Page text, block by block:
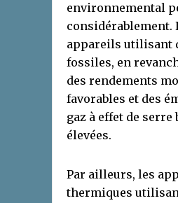
environnemental
considérablement.
appareils utilisant
fossiles, en
des rendements
favorables et des
gaz à effet de serre
élevées.
Par ailleurs, les
thermiques